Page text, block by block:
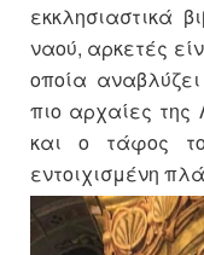
εκκλησιαστικά
ναού, αρκετές
οποία
πιο αρχαίες της
και ο τάφος
εντοιχισμένη